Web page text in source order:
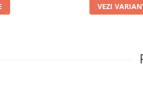
VEZI